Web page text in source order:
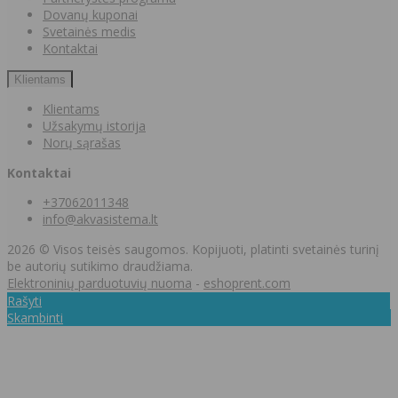
Dovanų kuponai
Svetainės medis
Kontaktai
Klientams
Klientams
Užsakymų istorija
Norų sąrašas
Kontaktai
+37062011348
info@akvasistema.lt
2026 © Visos teisės saugomos. Kopijuoti, platinti svetainės turinį
be autorių sutikimo draudžiama.
Elektroninių parduotuvių nuoma - eshoprent.com
Rašyti
Skambinti